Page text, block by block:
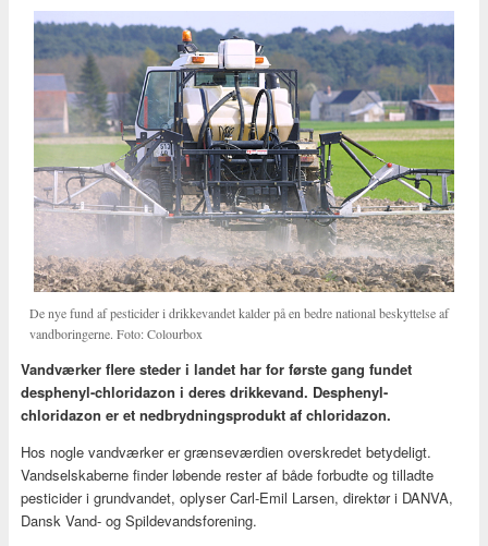
De nye fund af pesticider i drikkevandet kalder på en bedre national beskyttelse af
vandboringerne. Foto: Colourbox
Vandværker flere steder i landet har for første gang fundet
desphenyl-chloridazon i deres drikkevand. Desphenyl-
chloridazon er et nedbrydningsprodukt af chloridazon.
Hos nogle vandværker er grænseværdien overskredet betydeligt.
Vandselskaberne finder løbende rester af både forbudte og tilladte
pesticider i grundvandet, oplyser Carl-Emil Larsen, direktør i DANVA,
Dansk Vand- og Spildevandsforening.